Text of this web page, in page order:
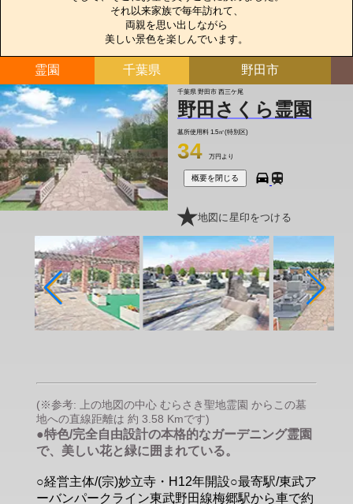
それ以来家族で毎年訪れて、
両親を思い出しながら
美しい景色を楽しんでいます。
霊園 千葉県 野田市
千葉県 野田市 西三ケ尾
野田さくら霊園
墓所使用料 1.5㎡(特別区)
34 万円より
概要を閉じる
地図に星印をつける
(※参考: 上の地図の中心 むらさき聖地霊園 からこの墓
地への直線距離は 約 3.58 Kmです)
●特色/完全自由設計の本格的なガーデニング霊園
で、美しい花と緑に囲まれている。
○経営主体/(宗)妙立寺・H12年開設○最寄駅/東武ア
ーバンパークライン東武野田線梅郷駅から車で約